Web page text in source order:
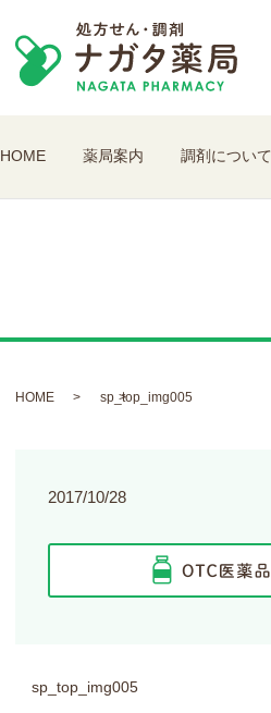
HOME 薬局案内 調剤について
HOME sp_top_img005
2017/10/28
sp_top_img005